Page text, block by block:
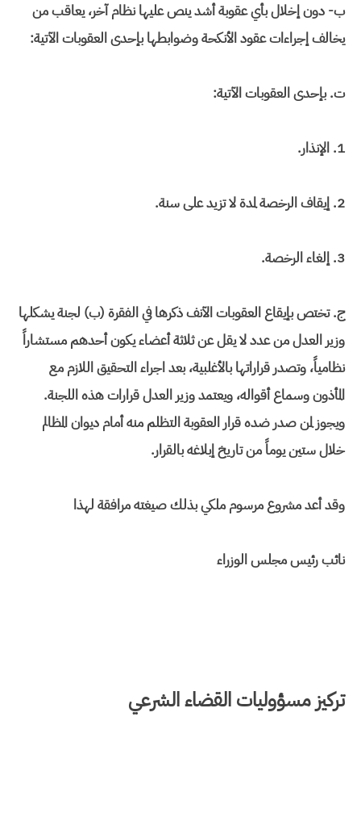
ب‌- دون إخلال بأي عقوبة أشد ينص عليها نظام آخر، يعاقب من
يخالف إجراءات عقود الأنكحة وضوابطها بإحدى العقوبات الآتية:
ت‌. بإحدى العقوبات الآتية:
1. الإنذار.
2. إيقاف الرخصة لمدة لا تزيد على سنة.
3. إلغاء الرخصة.
ج. تختص بإيقاع العقوبات الآنف ذكرها في الفقرة (ب) لجنة يشكلها
وزير العدل من عدد لا يقل عن ثلاثة أعضاء يكون أحدهم مستشاراً
نظامياً، وتصدر قراراتها بالأغلبية، بعد اجراء التحقيق اللازم مع
المأذون وسماع أقواله، ويعتمد وزير العدل قرارات هذه اللجنة.
ويجوز لمن صدر ضده قرار العقوبة التظلم منه أمام ديوان المظالم
خلال ستين يوماً من تاريخ إبلاغه بالقرار.
وقد أعد مشروع مرسوم ملكي بذلك صيغته مرافقة لهذا
نائب رئيس مجلس الوزراء
تركيز مسؤوليات القضاء الشرعي